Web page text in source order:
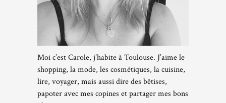
Moi c’est Carole, j’habite à Toulouse. J’aime le
shopping, la mode, les cosmétiques, la cuisine,
lire, voyager, mais aussi dire des bêtises,
papoter avec mes copines et partager mes bons